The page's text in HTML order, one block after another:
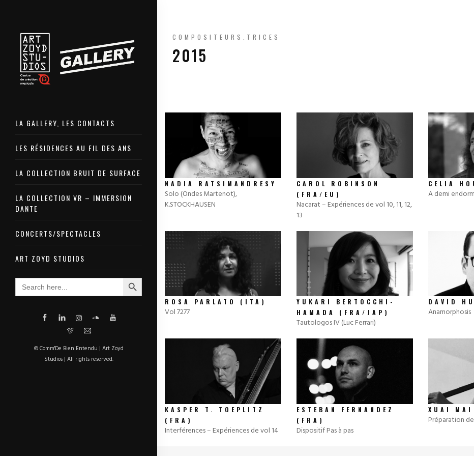
LA GALLERY, LES CONTACTS
LES RÉSIDENCES AU FIL DES ANS
LA COLLECTION BRUIT DE SURFACE
LA COLLECTION VR – IMMERSION
DANTE
CONCERTS/SPECTACLES
ART ZOYD STUDIOS
Search
for:
Search Button
© Comm'De Bien Entendu | Art Zoyd
Studios | All rights reserved.
COMPOSITEURS.TRICES
2015
NADIA RATSIMANDRESY
Solo (Ondes Martenot),
K.STOCKHAUSEN
CAROL ROBINSON
(FRA/EU)
Nacarat – Expériences de vol 10, 11, 12,
13
CELIA
A demi
ROSA PARLATO (ITA)
Vol 7277
YUKARI BERTOCCHI-
HAMADA (FRA/JAP)
Tautologos IV (Luc Ferrari)
DAVID
Anamorphosis
KASPER T. TOEPLITZ
(FRA)
Interférences – Expériences de vol 14
ESTEBAN FERNANDEZ
(FRA)
Dispositif Pas à pas
XUAI MAI
Préparation